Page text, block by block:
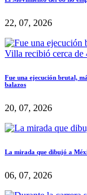
22, 07, 2026
Fue una ejecución brutal,
balazos
20, 07, 2026
La mirada que dibujó a
06, 07, 2026